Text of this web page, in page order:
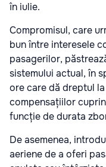
în iulie.
Compromisul, care
bun între interesele
pasagerilor,
sistemului actual, în
ore care dă dreptul
compensațiilor
funcție de durata
De asemenea,
aeriene de a oferi